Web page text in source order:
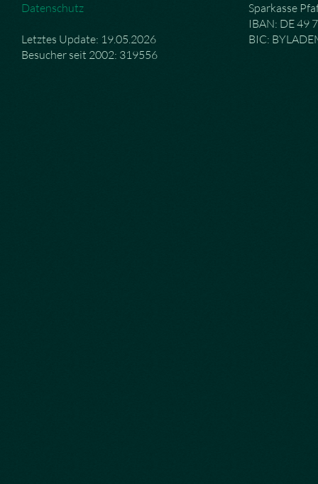
Datenschutz
Letztes Update: 19.05.2026
Besucher seit 2002: 319556
Sparkasse
IBAN: DE 49
BIC: